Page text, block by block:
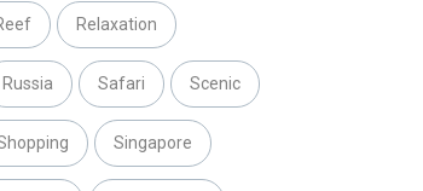
Relaxation
Russia Safari Scenic
Singapore